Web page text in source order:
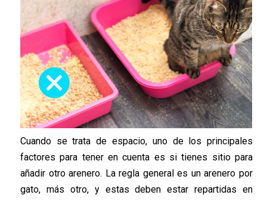
Cuando se trata de espacio, uno de los principales
factores para tener en cuenta es si tienes sitio para
añadir otro arenero. La regla general es un arenero por
gato, más otro, y estas deben estar repartidas en